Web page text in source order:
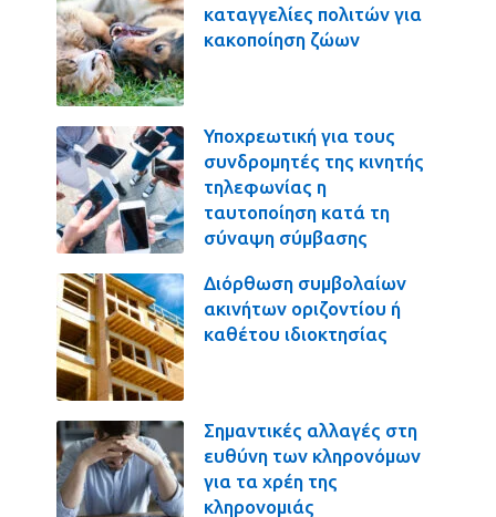
καταγγελίες πολιτών για
κακοποίηση ζώων
Υποχρεωτική για τους
συνδρομητές της κινητής
τηλεφωνίας η
ταυτοποίηση κατά τη
σύναψη σύμβασης
Διόρθωση συμβολαίων
ακινήτων οριζοντίου ή
καθέτου ιδιοκτησίας
Σημαντικές αλλαγές στη
ευθύνη των κληρονόμων
για τα χρέη της
κληρονομιάς